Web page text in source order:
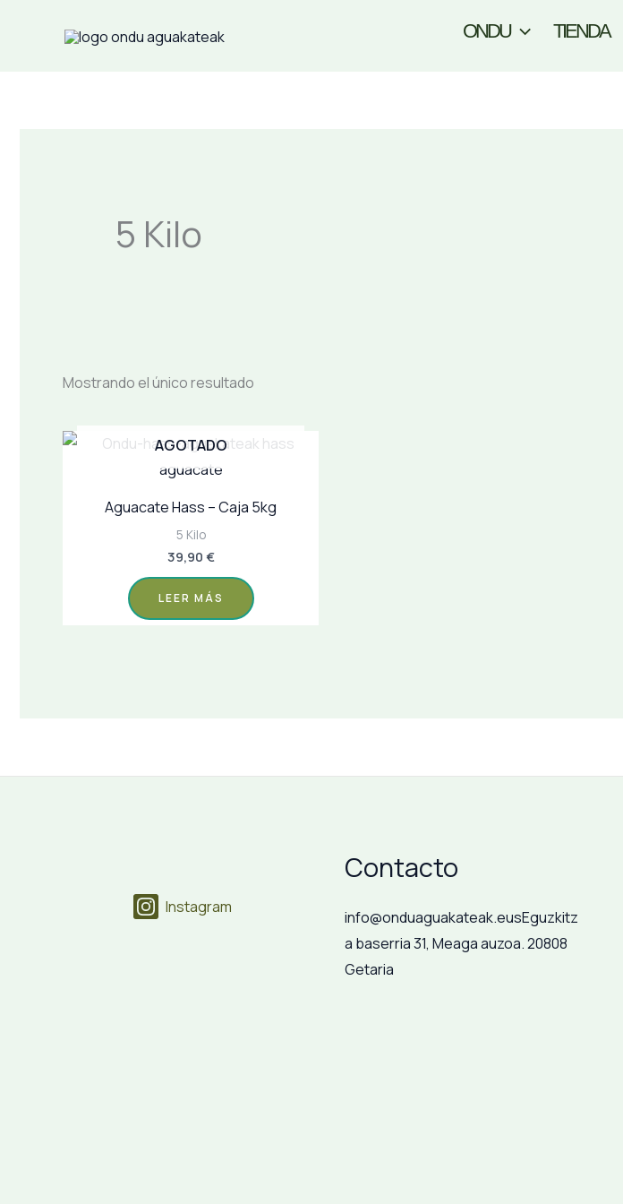
ONDU TIENDA
5 Kilo
Mostrando el único resultado
AGOTADO
Aguacate Hass – Caja 5kg
5 Kilo
39,90 €
LEER MÁS
Instagram
Contacto
info@onduaguakateak.eusEguzkitz
a baserria 31, Meaga auzoa. 20808
Getaria